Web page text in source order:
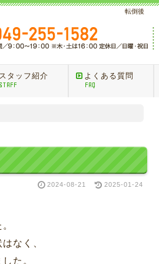
転倒後
スタッフ紹介
STAFF
よくある質問
FAQ
2024-08-21 2025-01-24
なく、
た。